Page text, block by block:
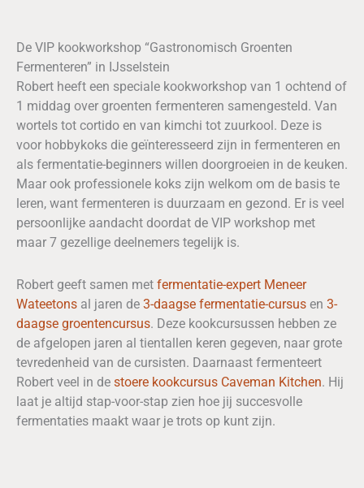
De VIP kookworkshop “Gastronomisch Groenten
Fermenteren” in IJsselstein
Robert heeft een speciale kookworkshop van 1 ochtend of
1 middag over groenten fermenteren samengesteld. Van
wortels tot cortido en van kimchi tot zuurkool. Deze is
voor hobbykoks die geïnteresseerd zijn in fermenteren en
als fermentatie-beginners willen doorgroeien in de keuken.
Maar ook professionele koks zijn welkom om de basis te
leren, want fermenteren is duurzaam en gezond. Er is veel
persoonlijke aandacht doordat de VIP workshop met
maar 7 gezellige deelnemers tegelijk is.
Robert geeft samen met fermentatie-expert Meneer
Wateetons al jaren de 3-daagse fermentatie-cursus en 3-
daagse groentencursus. Deze kookcursussen hebben ze
de afgelopen jaren al tientallen keren gegeven, naar grote
tevredenheid van de cursisten. Daarnaast fermenteert
Robert veel in de stoere kookcursus Caveman Kitchen. Hij
laat je altijd stap-voor-stap zien hoe jij succesvolle
fermentaties maakt waar je trots op kunt zijn.